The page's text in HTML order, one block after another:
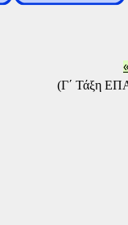
(Γ΄ Τάξη